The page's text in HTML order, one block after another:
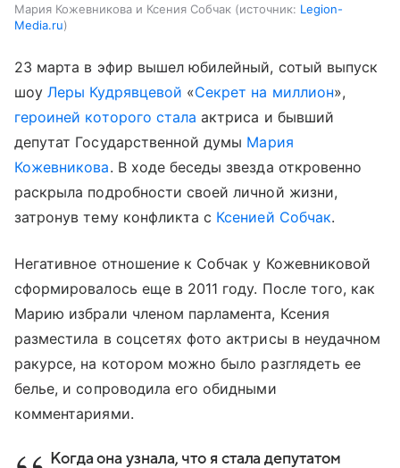
Мария Кожевникова и Ксения Собчак источник: Legion-
Media.ru
23 марта в эфир вышел юбилейный, сотый выпуск
шоуЛеры Кудрявцевой «Секрет на миллион»,
героиней которого стала актриса и бывший
депутат Государственной думы Мария
Кожевникова. В ходе беседы звезда откровенно
раскрыла подробности своей личной жизни,
затронув тему конфликта с Ксенией Собчак.
Негативное отношение к Собчак у Кожевниковой
сформировалось еще в 2011 году. После того, как
Марию избрали членом парламента, Ксения
разместила в соцсетях фото актрисы в неудачном
ракурсе, на котором можно было разглядеть ее
белье, и сопроводила его обидными
комментариями.
Когда она узнала, что я стала депутатом